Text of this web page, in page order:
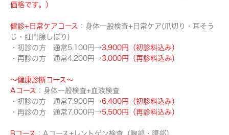
価格です。）
健診+日常ケアコース ：身体一般検査+日常ケア(爪切り・耳そう
じ・肛門腺しぼり)
・初診の方 通常5,100円→3,900円（初診料込み）
・再診の方 通常4,200円→3,000円（再診料込み）
～健康診断コース～
Aコース ：身体一般検査+血液検査
・初診の方 通常7,900円→6,400円（初診料込み）
・再診の方 通常7,000円→5,500円（再診料込み）
Bコース ：Aコース+レントゲン検査（胸部・腹部）